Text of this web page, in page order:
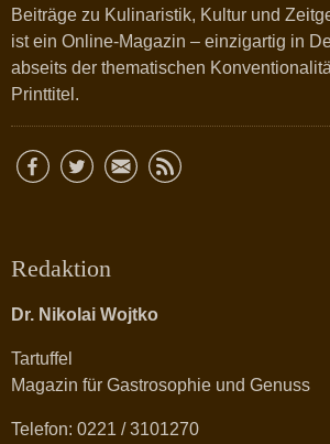
Beiträge zu Kulinaristik, Kultur und
ist ein Online-Magazin – einzigartig in
abseits der thematischen
Printtitel.
Redaktion
Dr. Nikolai Wojtko
Tartuffel
Magazin für Gastrosophie und Genuss
Telefon: 0221 / 3101270